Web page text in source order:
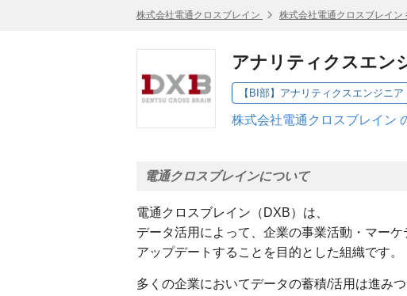
株式会社電通クロスブレイン 株式会社電通クロスブレイン
アナリティクスエン
【BI部】アナリティクスエンジニア
株式会社電通クロスブレイン
電通クロスブレインについて
電通クロスブレイン（DXB）は、
データ活用によって、企業の事業活動・マーケ
アップデートすることを目的とした組織です。
多くの企業においてデータの蓄積/活用は進みつ